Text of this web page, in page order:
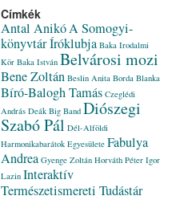
Címkék
Antal AnikóA Somogyi-
könyvtár Íróklubja Baka Irodalmi
Kör Baka István Belvárosi mozi
Bene Zoltán Beslin Anita Borda Blanka
Bíró-Balogh Tamás Czeglédi
András Deák Big Band Diószegi
Szabó Pál Dél-Alföldi
Harmonikabarátok Egyesülete Fabulya
Andrea Gyenge Zoltán Horváth Péter Igor
Lazin Interaktív
Természetismereti Tudástár